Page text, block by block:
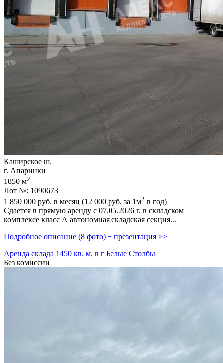
Каширское ш.
г. Апаринки
1850 м2
Лот №: 1090673
1 850 000 руб. в месяц (12 000 руб. за 1м2 в год)
Сдается в прямую аренду с 07.05.2026 г. в складском
комплексе класс А автономная складская секция...
Подробное описание (8 фото) + презентация >>
Аренда склада 1450 кв. м, в г Белые Столбы
Без комиссии